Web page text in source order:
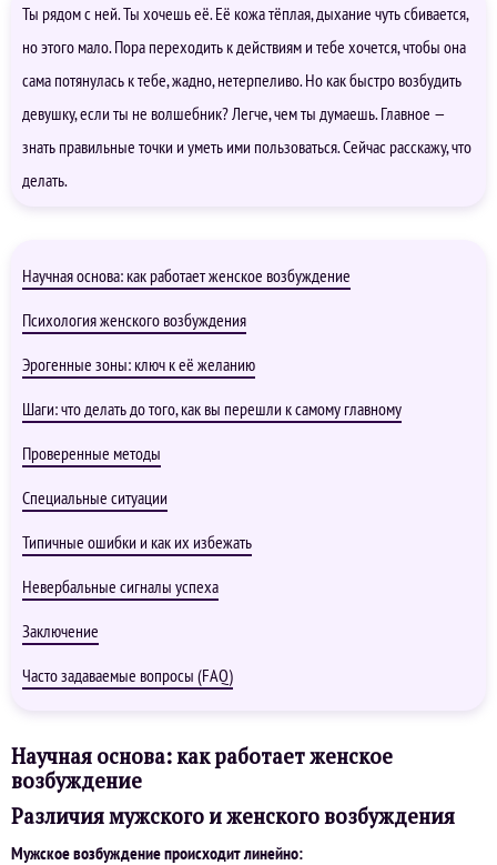
Ты рядом с ней. Ты хочешь её. Её кожа тёплая, дыхание чуть сбивается,
но этого мало. Пора переходить к действиям и тебе хочется, чтобы она
сама потянулась к тебе, жадно, нетерпеливо. Но как быстро возбудить
девушку, если ты не волшебник? Легче, чем ты думаешь. Главное —
знать правильные точки и уметь ими пользоваться. Сейчас расскажу, что
делать.
Научная основа: как работает женское возбуждение
Психология женского возбуждения
Эрогенные зоны: ключ к её желанию
Шаги: что делать до того, как вы перешли к самому главному
Проверенные методы
Специальные ситуации
Типичные ошибки и как их избежать
Невербальные сигналы успеха
Заключение
Часто задаваемые вопросы (FAQ)
Научная основа: как работает женское
возбуждение
Различия мужского и женского возбуждения
Мужское возбуждение происходит линейно: